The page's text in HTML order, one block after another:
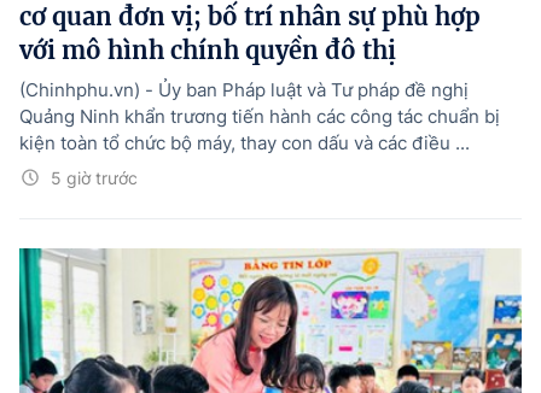
cơ quan đơn vị; bố trí nhân sự phù hợp
với mô hình chính quyền đô thị
5 giờ trước
(Chinhphu.vn) - Ủy ban Pháp luật và Tư pháp đề nghị
Quảng Ninh khẩn trương tiến hành các công tác chuẩn bị
kiện toàn tổ chức bộ máy, thay con dấu và các điều ...